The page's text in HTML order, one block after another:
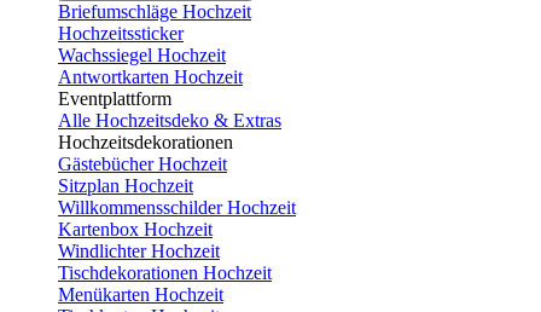
Briefumschläge Hochzeit
Hochzeitssticker
Wachssiegel Hochzeit
Antwortkarten Hochzeit
Eventplattform
Alle Hochzeitsdeko & Extras
Hochzeitsdekorationen
Gästebücher Hochzeit
Sitzplan Hochzeit
Willkommensschilder Hochzeit
Kartenbox Hochzeit
Windlichter Hochzeit
Tischdekorationen Hochzeit
Menükarten Hochzeit